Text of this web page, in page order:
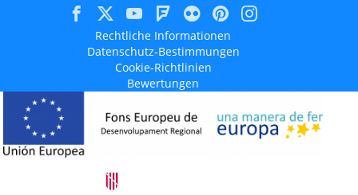
Rechtliche Informationen
Datenschutz-Bestimmungen
Cookie-Richtlinien
Bewertungen